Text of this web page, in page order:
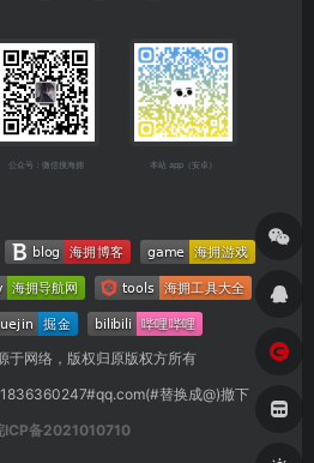
公众号：微信搜海拥 本站 app（安卓）
于网络，版权归原版权方所有
替换成@)撤下
ICP备2021010710